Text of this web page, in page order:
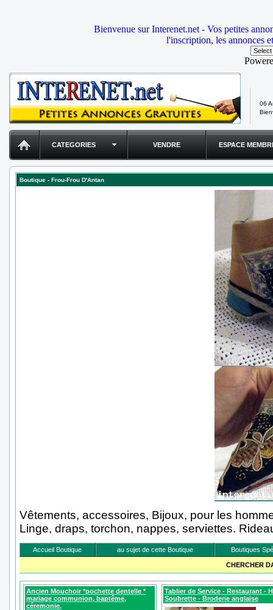
Bienvenue sur Interenet.net - Vos petites
l'inscription, les annonces
06
CATEGORIES VENDRE ESPACE
Boutique - Frou-Frou D'Antan
Vêtements, accessoires, Bijoux, pour les
Linge, draps, torchon, nappes, serviettes.
Accueil Boutique au sujet de cette Boutique Boutiques
CHERCHER
Ancien Mouchoir *pochette dentelle *
mariage communion, baptême,
céremonie.
Tablier de Service - Restaurant -
Soubrette - Broderie anglaise